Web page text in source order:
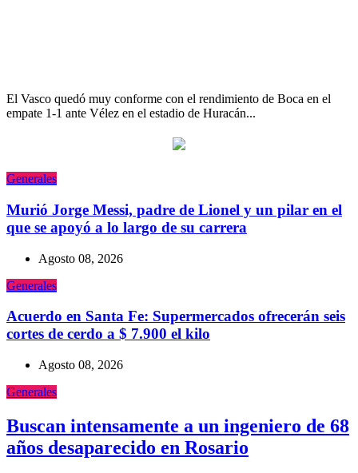
El Vasco quedó muy conforme con el rendimiento de Boca en el
empate 1-1 ante Vélez en el estadio de Huracán...
Generales
Murió Jorge Messi, padre de Lionel y un pilar en el
que se apoyó a lo largo de su carrera
Agosto 08, 2026
Generales
Acuerdo en Santa Fe: Supermercados ofrecerán seis
cortes de cerdo a $ 7.900 el kilo
Agosto 08, 2026
Generales
Buscan intensamente a un ingeniero de 68
años desaparecido en Rosario